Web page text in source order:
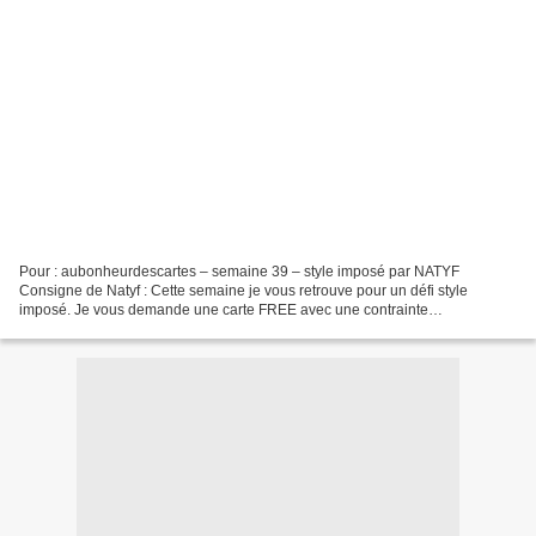
Pour : aubonheurdescartes – semaine 39 – style imposé par NATYF
Consigne de Natyf : Cette semaine je vous retrouve pour un défi style
imposé. Je vous demande une carte FREE avec une contrainte